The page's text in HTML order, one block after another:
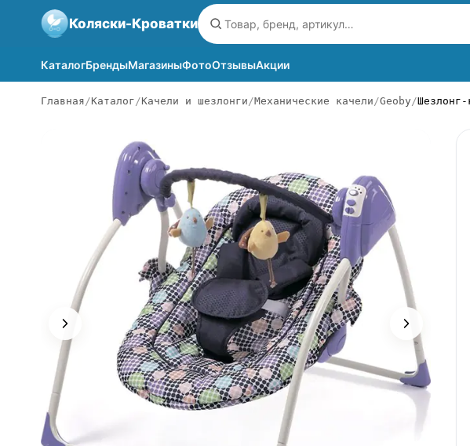
Коляски-Кроватки
КаталогБрендыМагазиныФотоОтзывыАкции
Главная Каталог Качели и шезлонги Механические качели Geoby Шезлонг-